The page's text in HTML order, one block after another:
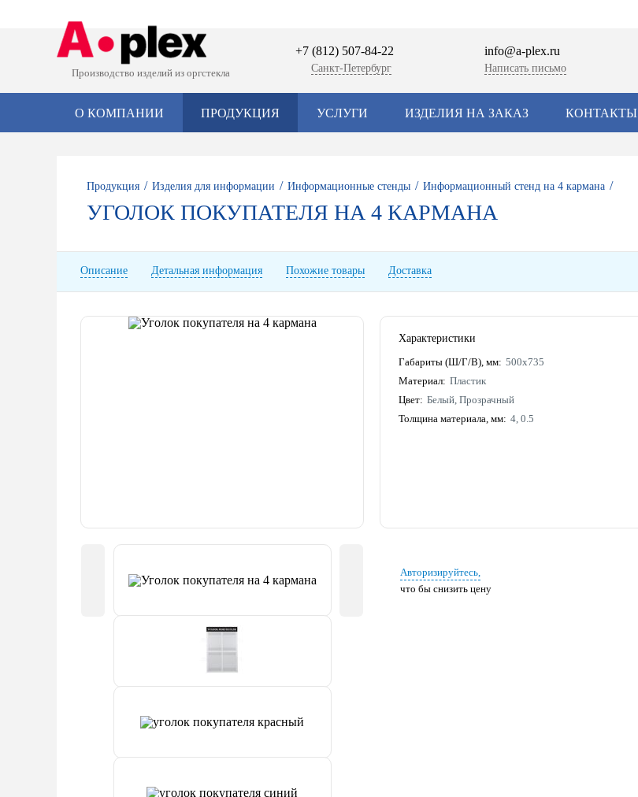
Производство изделий из оргстекла
+7 (812) 507-84-22
Санкт-Петербург
info@a-plex.ru
Написать письмо
О КОМПАНИИ ПРОДУКЦИЯ УСЛУГИ ИЗДЕЛИЯ НА ЗАКАЗ КОНТАКТЫ
Продукция / Изделия для информации / Информационные стенды / Информационный стенд на 4 кармана /
УГОЛОК ПОКУПАТЕЛЯ НА 4 КАРМАНА
Описание Детальная информация Похожие товары Доставка
Характеристики
Габариты (Ш/Г/В), мм: 500х735
Материал: Пластик
Цвет: Белый, Прозрачный
Толщина материала, мм: 4, 0.5
Авторизируйтесь,
что бы снизить цену